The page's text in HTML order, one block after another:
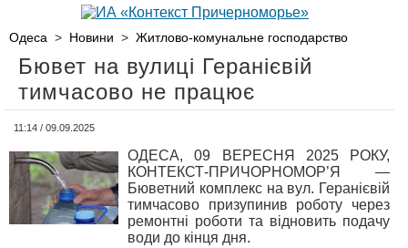
Одеса > Новини > Житлово-комунальне господарство
Бювет на вулиці Геранієвій
тимчасово не працює
11:14 / 09.09.2025
ОДЕСА, 09 ВЕРЕСНЯ 2025 РОКУ,
КОНТЕКСТ-ПРИЧОРНОМОР’Я —
Бюветний комплекс на вул. Геранієвій
тимчасово призупинив роботу через
ремонтні роботи та відновить подачу
води до кінця дня.